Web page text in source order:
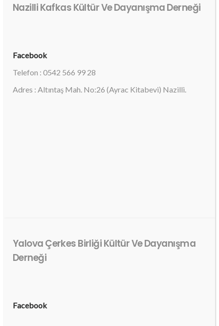
Nazilli Kafkas Kültür Ve Dayanışma Derneği
Facebook
Telefon : 0542 566 99 28
Adres : Altıntaş Mah. No:26 (Ayrac Kitabevi) Nazilli.
Yalova Çerkes Birliği Kültür Ve Dayanışma
Derneği
Facebook